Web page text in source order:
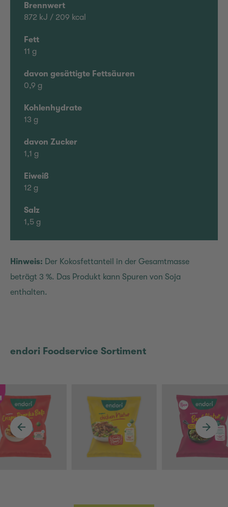
Brennwert
872 kJ / 209 kcal
Fett
11 g
davon gesättigte Fettsäuren
0,9 g
Kohlenhydrate
13 g
davon Zucker
1,1 g
Eiweiß
12 g
Salz
1,5 g
Hinweis: Der Kokosfettanteil in der Gesamtmasse
beträgt 3 %. Das Produkt kann Spuren von Soja
enthalten.
endori Foodservice Sortiment